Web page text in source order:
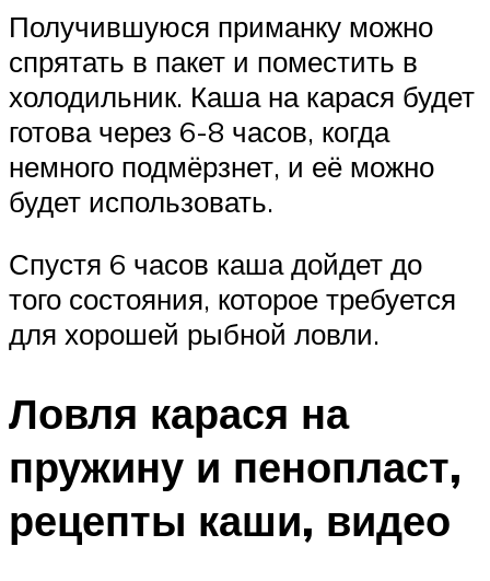
Получившуюся приманку можно
спрятать в пакет и поместить в
холодильник. Каша на карася будет
готова через 6-8 часов, когда
немного подмёрзнет, и её можно
будет использовать.
Спустя 6 часов каша дойдет до
того состояния, которое требуется
для хорошей рыбной ловли.
Ловля карася на
пружину и пенопласт,
рецепты каши, видео